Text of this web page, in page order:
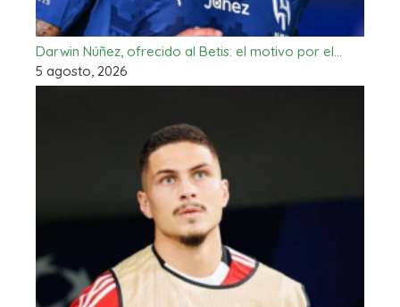
Darwin Núñez, ofrecido al Betis: el motivo por el…
5 agosto, 2026